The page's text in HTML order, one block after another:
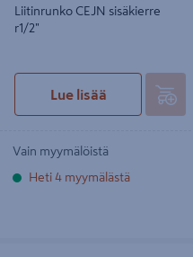
Liitinrunko CEJN sisäkierre
r1/2"
Lue lisää
Vain myymälöistä
Heti 4 myymälästä